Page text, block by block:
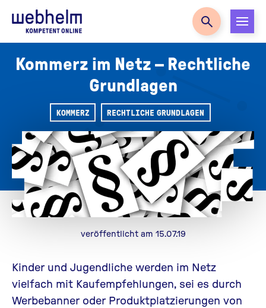
Zur Startseite
Kommerz im Netz – Rechtliche
Grundlagen
KOMMERZ RECHTLICHE GRUNDLAGEN
veröffentlicht am 15.07.19
Kinder und Jugendliche werden im Netz
vielfach mit Kaufempfehlungen, sei es durch
Werbebanner oder Produktplatzierungen von